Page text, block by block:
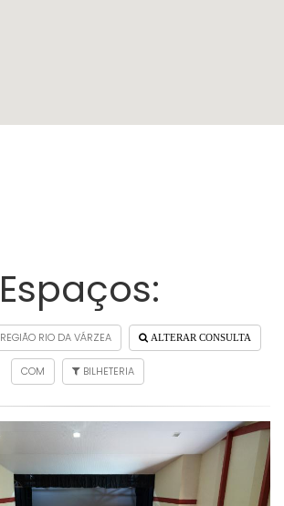
Espaços:
REGIÃO RIO DA VÁRZEA ALTERAR CONSULTA
COM BILHETERIA